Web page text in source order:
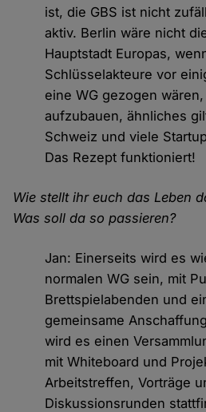
ist, die GBS ist nicht
aktiv. Berlin wäre nicht
Hauptstadt Europas,
Schlüsselakteure vor
eine WG gezogen
aufzubauen, ähnliches
Schweiz und viele
Das Rezept funktioniert!
Wie stellt ihr euch das Leben
Was soll da so passieren?
Jan: Einerseits wird es
normalen WG sein, mit
Brettspielabenden und
gemeinsame
wird es einen
mit Whiteboard und
Arbeitstreffen, Vorträge
Diskussionsrunden